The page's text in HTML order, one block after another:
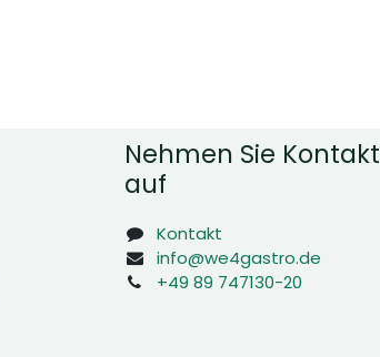
Nehmen Sie Kontakt
auf
Kontakt
info@we4gastro.de
+49 89 747130-20